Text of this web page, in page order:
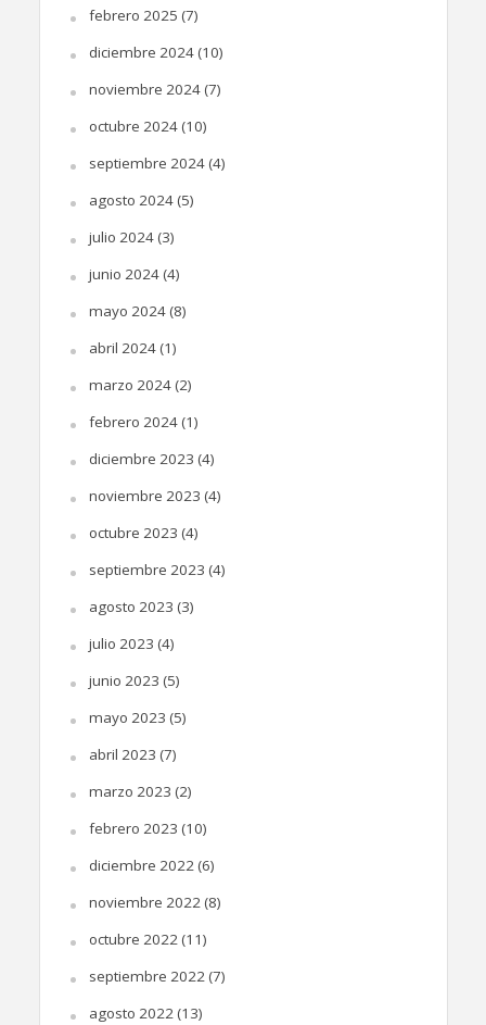
febrero 2025 (7)
diciembre 2024(10)
noviembre 2024(7)
octubre 2024(10)
septiembre 2024(4)
agosto 2024(5)
julio 2024(3)
junio 2024(4)
mayo 2024(8)
abril 2024(1)
marzo 2024(2)
febrero 2024(1)
diciembre 2023 (4)
noviembre 2023 (4)
octubre 2023 (4)
septiembre 2023 (4)
agosto 2023 (3)
julio 2023 (4)
junio 2023 (5)
mayo 2023 (5)
abril 2023 (7)
marzo 2023 (2)
febrero 2023 (10)
diciembre 2022(6)
noviembre 2022(8)
octubre 2022(11)
septiembre 2022(7)
agosto 2022(13)